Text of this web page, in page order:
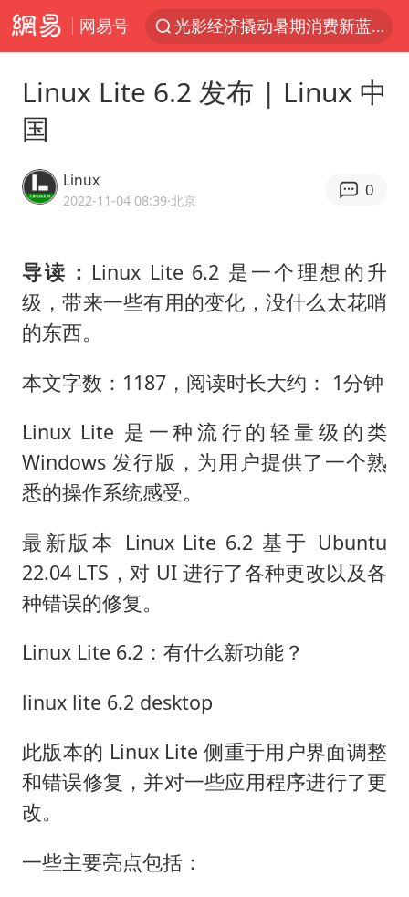
网易号
光影经济撬动暑期消费新蓝海
新疆优化调整景区内自驾服务费
情侣平潭拍日出坠崖1死1伤
白海豚将正面袭击贯穿浙江
微信又有新功能，你可以“撤回”你的撤回了！
《欢迎来龙餐馆》口碑
商场现钱学森巨幅海报 负责人回应
“不怕六爷挂得多 就怕六爷挂一颗”
WTT瑞典大满贯女单签表出炉
36岁男演员成景区NPC后人气爆棚
Linux Lite 6.2 发布 | Linux 中
国
Linux
2022-11-04 08:39·北京
0
导读： Linux Lite 6.2 是一个理想的升
级，带来一些有用的变化，没什么太花哨
的东西。
本文字数：1187，阅读时长大约： 1分钟
Linux Lite 是一种流行的轻量级的类
Windows 发行版，为用户提供了一个熟
悉的操作系统感受。
最新版本 Linux Lite 6.2 基于 Ubuntu
22.04 LTS，对 UI 进行了各种更改以及各
种错误的修复。
Linux Lite 6.2：有什么新功能？
linux lite 6.2 desktop
此版本的 Linux Lite 侧重于用户界面调整
和错误修复，并对一些应用程序进行了更
改。
一些主要亮点包括：